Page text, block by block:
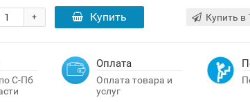
+ Купить Купить в
С-Пб
Оплата
Оплата товара и
услуг